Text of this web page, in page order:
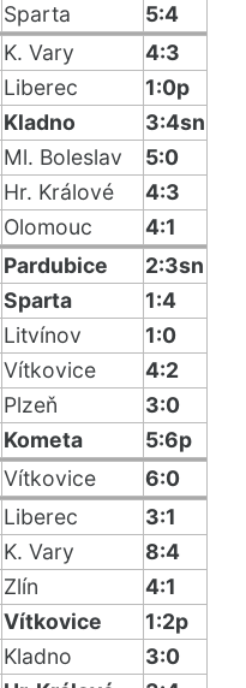
Sparta
5:4
K. Vary
4:3
Liberec
1:0p
Kladno
3:4sn
Ml. Boleslav
5:0
Hr. Králové
4:3
Olomouc
4:1
Pardubice
2:3sn
Sparta
1:4
Litvínov
1:0
Vítkovice
4:2
Plzeň
3:0
Kometa
5:6p
Vítkovice
6:0
Liberec
3:1
K. Vary
8:4
Zlín
4:1
Vítkovice
1:2p
Kladno
3:0